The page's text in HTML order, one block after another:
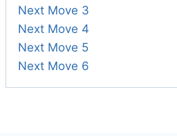
Next Move 3
Next Move 4
Next Move 5
Next Move 6